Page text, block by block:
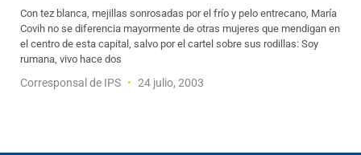
Con tez blanca, mejillas sonrosadas por el frío y pelo entrecano, María
Covih no se diferencia mayormente de otras mujeres que mendigan en
el centro de esta capital, salvo por el cartel sobre sus rodillas: Soy
rumana, vivo hace dos
Corresponsal de IPS 24 julio, 2003